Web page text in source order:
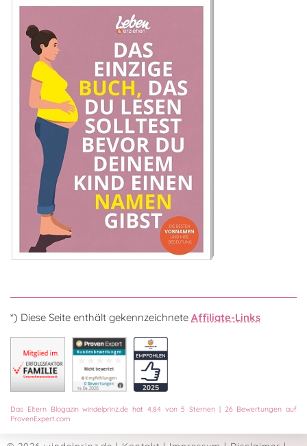
*) Diese Seite enthält gekennzeichnete Affiliate-Links
Das Eltern Blogazin windelprinz.de hat 4,84von5 Sternen | 26Bewertungen auf
ProvenExpert.com